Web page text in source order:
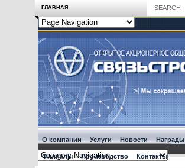
ГЛАВНАЯ
О компании Услуги Новости Награды
Филиалы Производство Контакты